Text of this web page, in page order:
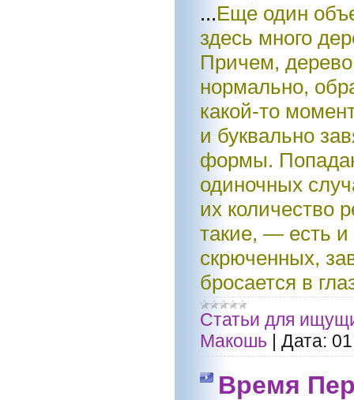
...Еще один
здесь много
Причем, дерево
нормально,
какой-то
и буквально
формы.
одиночных
их количество
такие, — есть
скрюченных,
бросается в
Статьи для
Макошь | Дата:
Время